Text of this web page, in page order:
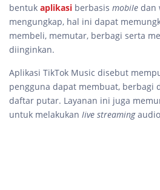
bentuk aplikasi berbasis mobile dan
mengungkap, hal ini dapat
membeli, memutar, berbagi serta
diinginkan.
Aplikasi TikTok Music disebut
pengguna dapat membuat, berbagi
daftar putar. Layanan ini juga
untuk melakukan live streaming